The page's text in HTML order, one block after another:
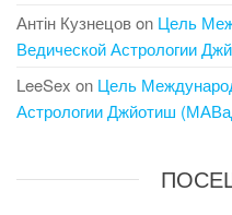
Антін Кузнецовon Цель
Ведической Астрологии
LeeSex on Цель
Астрологии Джйотиш